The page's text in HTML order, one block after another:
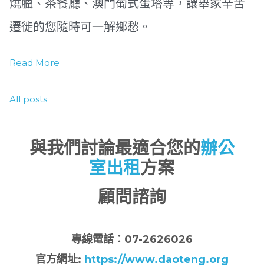
燒臘、茶餐廳、澳門葡式蛋塔等，讓舉家辛苦
遷徙的您隨時可一解鄉愁。
Read More
All posts
與我們討論最適合您的辦公
室出租方案
顧問諮詢
專線電話：07-2626026
官方網址: https://www.daoteng.org